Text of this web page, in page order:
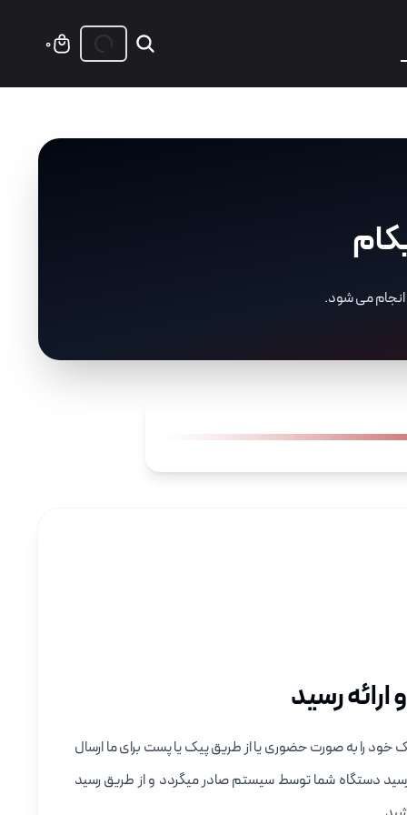
0
انجام می شود.
رسید
را به صورت حضوری یا از طریق پیک یا پست برای ما ارسال
دستگاه شما توسط سیستم صادر میگردد و از طریق رسید